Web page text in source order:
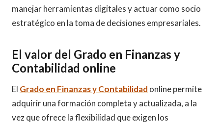
manejar herramientas digitales y actuar como socio
estratégico en la toma de decisiones empresariales.
El valor del Grado en Finanzas y
Contabilidad online
El Grado en Finanzas y Contabilidad online permite
adquirir una formación completa y actualizada, a la
vez que ofrece la flexibilidad que exigen los